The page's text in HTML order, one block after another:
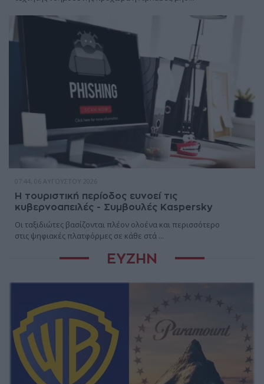
07:44, 06 ΑΥΓΟΎΣΤΟΥ 2026
Η τουριστική περίοδος ευνοεί τις
κυβερνοαπειλές - Συμβουλές Kaspersky
Οι ταξιδιώτες βασίζονται πλέον ολοένα και περισσότερο
στις ψηφιακές πλατφόρμες σε κάθε στά ...
ΕΥΖΗΝ